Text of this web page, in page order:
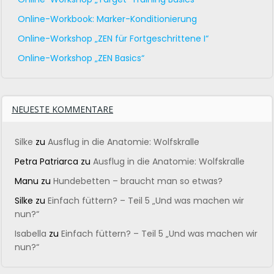
Online-Workbook: Marker-Konditionierung
Online-Workshop „ZEN für Fortgeschrittene I“
Online-Workshop „ZEN Basics“
NEUESTE KOMMENTARE
Silke zu Ausflug in die Anatomie: Wolfskralle
Petra Patriarca zu Ausflug in die Anatomie: Wolfskralle
Manu zu Hundebetten – braucht man so etwas?
Silke zu Einfach füttern? – Teil 5 „Und was machen wir
nun?“
Isabella zu Einfach füttern? – Teil 5 „Und was machen wir
nun?“